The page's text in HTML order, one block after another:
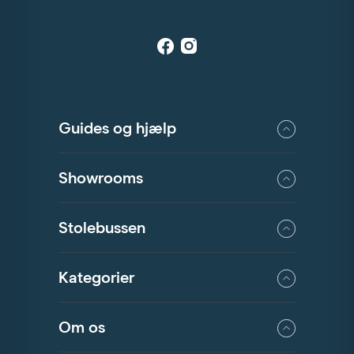
Guides og hjælp
Showrooms
Stolebussen
Kategorier
Om os